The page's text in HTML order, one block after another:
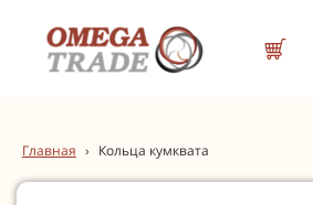
Главная › Кольца кумквата